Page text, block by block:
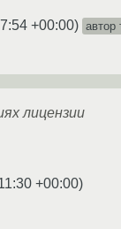
+00:00) автор
лицензии
+00:00)